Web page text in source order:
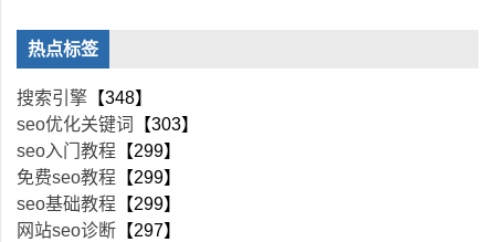
热点标签
搜索引擎 【348】
seo优化关键词
【303】
seo入门教程 【299】
免费seo教程 【299】
seo基础教程 【299】
网站seo诊断 【297】